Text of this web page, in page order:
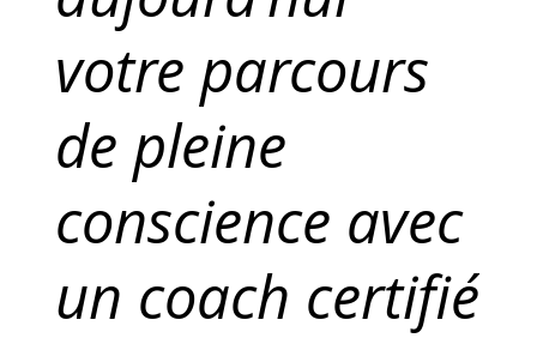
votre parcours
de pleine
conscience avec
un coach certifié